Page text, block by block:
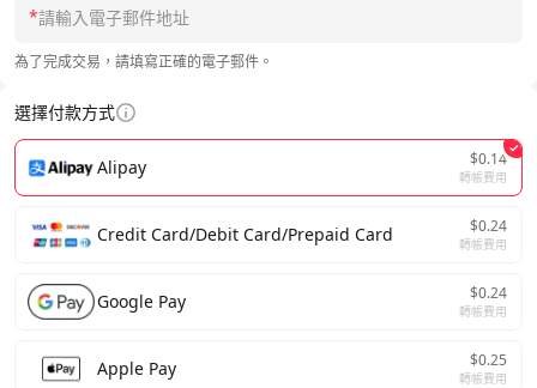
*
為了完成交易，請填寫正確的電子郵件。
選擇付款方式
Alipay $0.14
轉帳費用
Credit Card/Debit Card/Prepaid Card $0.24
轉帳費用
Google Pay $0.24
轉帳費用
Apple Pay $0.25
轉帳費用